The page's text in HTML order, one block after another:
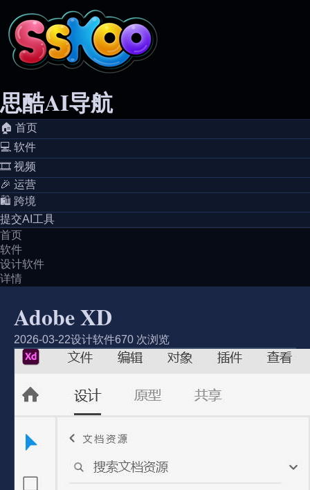
思酷AI导航
🏠️ 首页
💻️ 软件
🎞️ 视频
🎉 运营
🛍️ 跨境
提交AI工具
首页
软件
设计软件
详情
Adobe XD
2026-03-22设计软件670 次浏览